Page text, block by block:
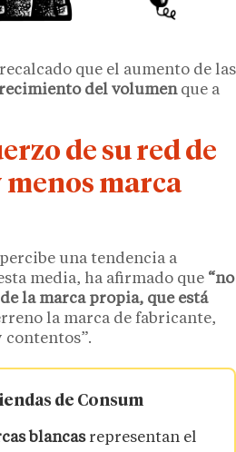
que el aumento de las
del volumenque a
de su red de
marca
una tendencia a
media, ha afirmado que “no
la marca propia, que está
la marca de fabricante,
contentos”.
de Consum
blancasrepresentan el